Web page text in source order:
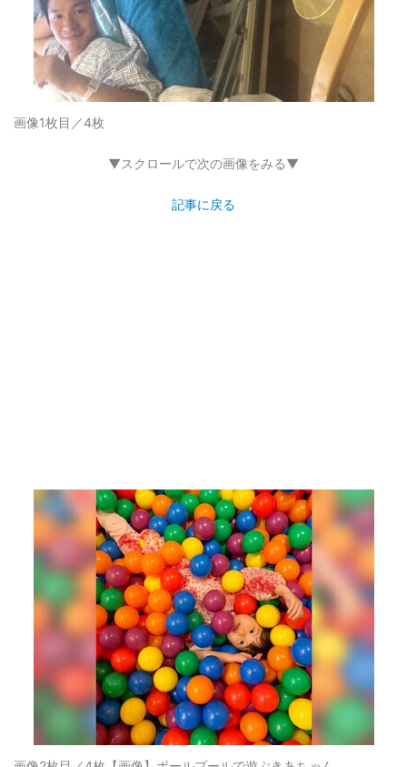
画像1枚目／4枚
▼スクロールで次の画像をみる▼
記事に戻る